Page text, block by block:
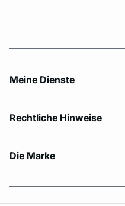
Meine Dienste
Rechtliche Hinweise
Die Marke